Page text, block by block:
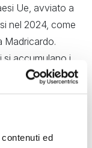
ed
Ue, avviato a
nel 2024, come
Madricardo.
si accumulano i
sostenibili e
di
Venezia. Qui si
per la